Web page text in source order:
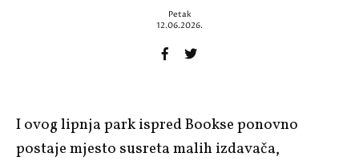
Petak
12.06.2026.
I ovog lipnja park ispred Bookse ponovno
postaje mjesto susreta malih izdavača,